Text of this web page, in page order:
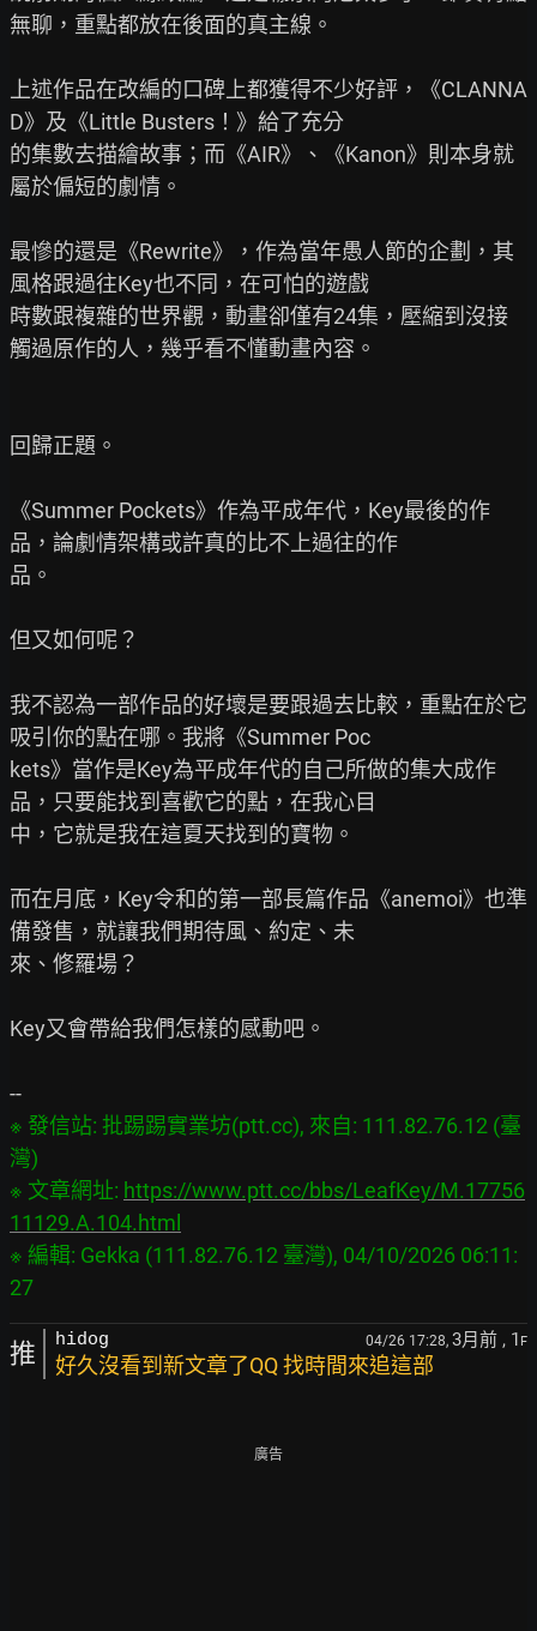
無聊，重點都放在後面的真主線。
上述作品在改編的口碑上都獲得不少好評，《CLANNA
D》及《Little Busters！》給了充分
的集數去描繪故事；而《AIR》、《Kanon》則本身就
屬於偏短的劇情。
最慘的還是《Rewrite》，作為當年愚人節的企劃，其
風格跟過往Key也不同，在可怕的遊戲
時數跟複雜的世界觀，動畫卻僅有24集，壓縮到沒接
觸過原作的人，幾乎看不懂動畫內容。
回歸正題。
《Summer Pockets》作為平成年代，Key最後的作
品，論劇情架構或許真的比不上過往的作
品。
但又如何呢？
我不認為一部作品的好壞是要跟過去比較，重點在於它
吸引你的點在哪。我將《Summer Poc
kets》當作是Key為平成年代的自己所做的集大成作
品，只要能找到喜歡它的點，在我心目
中，它就是我在這夏天找到的寶物。
而在月底，Key令和的第一部長篇作品《anemoi》也準
備發售，就讓我們期待風、約定、未
來、修羅場？
Key又會帶給我們怎樣的感動吧。
※ 發信站: 批踢踢實業坊(ptt.cc), 來自: 111.82.76.12 (臺
灣)
※ 文章網址: https://www.ptt.cc/bbs/LeafKey/M.17756
11129.A.104.html
※ 編輯: Gekka (111.82.76.12 臺灣), 04/10/2026 06:11:
推 hidog 04/26 17:28, 3月前 , 1 F
好久沒看到新文章了QQ 找時間來追這部
廣告